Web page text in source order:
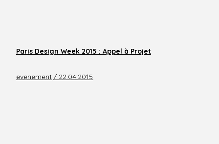
Paris Design Week 2015 : Appel à Projet
evenement / 22.04.2015